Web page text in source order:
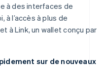
à des interfaces de
à l’accès à plus de
à Link, un wallet conçu par
sur de nouveaux